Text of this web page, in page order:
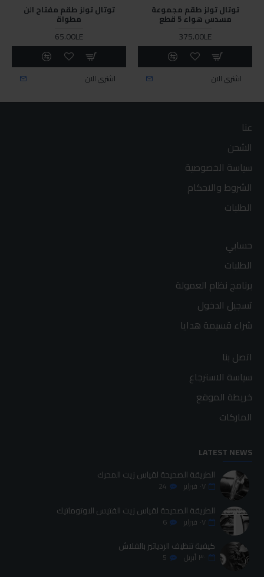
توتال تولز طقم مجموعة
مسدس هواء 5 قطع
375.00LE
اشتري الان
توتال تولز طقم مفتاح الن
مطواة
65.00LE
اشتري الان
عنا
الشحن
سياسة الخصوصية
الشروط والاحكام
الطلبات
حسابي
الطلبات
برنامج نظام العمولة
تسجيل الدخول
شراء قسيمة هدايا
اتصل بنا
سياسة الاسترجاع
خريطة الموقع
الماركات
LATEST NEWS
الطريقة الصحيحة لقياس زيت المحرك
٠٧ فبراير 24
الطريقة الصحيحة لقياس زيت الفتيس الاوتوماتيك
٠٧ فبراير 6
كيفية تنظيف الردياتير بالفلاش
٣٠ أبريل 5